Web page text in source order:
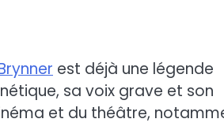
est déjà une légende
sa voix grave et son
et du théâtre,